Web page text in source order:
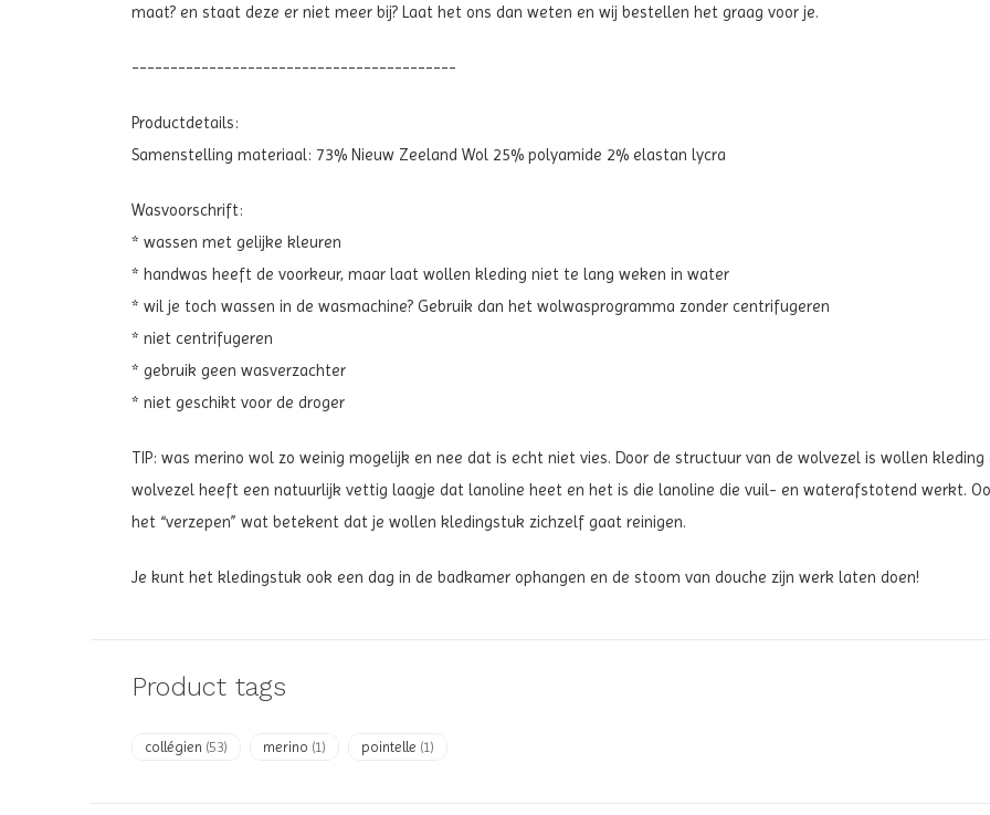
maat? en staat deze er niet meer bij? Laat het ons dan weten en wij bestellen het graag voor je.
------------------------------------------
Productdetails:
Samenstelling materiaal: 73% Nieuw Zeeland Wol 25% polyamide 2% elastan lycra
Wasvoorschrift:
* wassen met gelijke kleuren
* handwas heeft de voorkeur, maar laat wollen kleding niet te lang weken in water
* wil je toch wassen in de wasmachine? Gebruik dan het wolwasprogramma zonder centrifugeren
* niet centrifugeren
* gebruik geen wasverzachter
* niet geschikt voor de droger
TIP: was merino wol zo weinig mogelijk en nee dat is echt niet vies. Door de structuur van de wolvezel is wollen
wolvezel heeft een natuurlijk vettig laagje dat lanoline heet en het is die lanoline die vuil- en waterafstotend werkt.
het “verzepen” wat betekent dat je wollen kledingstuk zichzelf gaat reinigen.
Je kunt het kledingstuk ook een dag in de badkamer ophangen en de stoom van douche zijn werk laten doen!
Product tags
collégien (53) merino (1) pointelle (1)